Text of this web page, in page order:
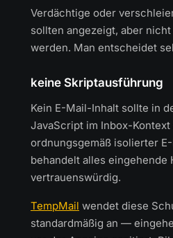
Verdächtige oder
sollten angezeigt, aber
werden. Man entscheidet
keine Skriptausführung
Kein E-Mail-Inhalt sollte in
JavaScript im Inbox-
ordnungsgemäß isolierter
behandelt alles eingehende
vertrauenswürdig.
TempMail wendet diese
standardmäßig an —